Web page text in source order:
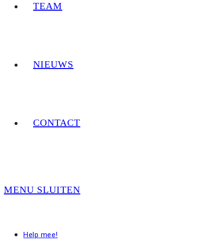
TEAM
NIEUWS
CONTACT
MENU SLUITEN
Help mee!